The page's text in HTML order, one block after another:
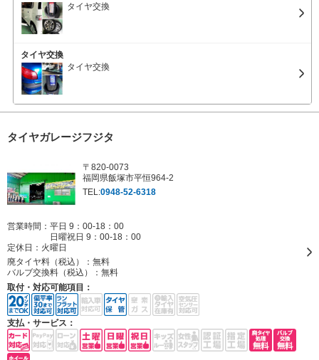
タイヤ交換
タイヤ交換
タイヤ交換
タイヤガレージフジタ
〒820-0073
福岡県飯塚市平恒964-2
TEL:0948-52-6318
営業時間：平日 9：00-18：00
日曜祝日 9：00-18：00
定休日： 火曜日
廃タイヤ料（税込）： 無料
バルブ交換料（税込）： 無料
取付・対応可能項目：
支払・サービス：